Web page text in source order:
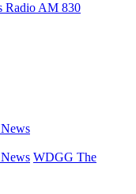
AM 830
WDGG The